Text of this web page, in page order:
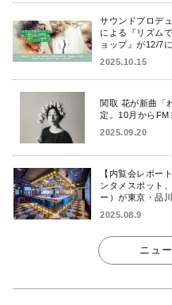
サウンドプロデ
による『リズム
ョップ』が12/7
2025.10.15
関取 花が新曲「
定。10月からFM
2025.09.20
【内覧会レポー
ンタメスポット
ー）が東京・品
2025.08.9
ニュ